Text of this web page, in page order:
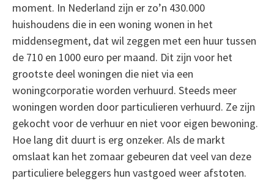
moment. In Nederland zijn er zo’n 430.000
huishoudens die in een woning wonen in het
middensegment, dat wil zeggen met een huur tussen
de 710 en 1000 euro per maand. Dit zijn voor het
grootste deel woningen die niet via een
woningcorporatie worden verhuurd. Steeds meer
woningen worden door particulieren verhuurd. Ze zijn
gekocht voor de verhuur en niet voor eigen bewoning.
Hoe lang dit duurt is erg onzeker. Als de markt
omslaat kan het zomaar gebeuren dat veel van deze
particuliere beleggers hun vastgoed weer afstoten.